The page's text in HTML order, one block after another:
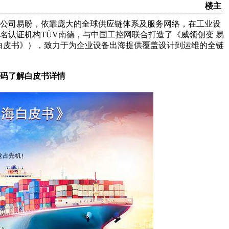
楼主
易盼，依靠庞大的全球供应链体系及服务网络，在工业设
认证机构TÜV南德，与中国工控网联合打造了《威领创变 易
书》），致力于为企业设备出海提供覆盖设计到运维的全链
了解白皮书详情